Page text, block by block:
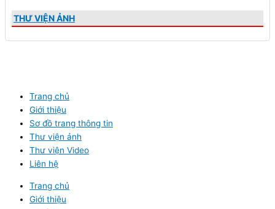
THƯ VIỆN ẢNH
Trang chủ
Giới thiệu
Sơ đồ trang thông tin
Thư viện ảnh
Thư viện Video
Liên hệ
Trang chủ
Giới thiệu